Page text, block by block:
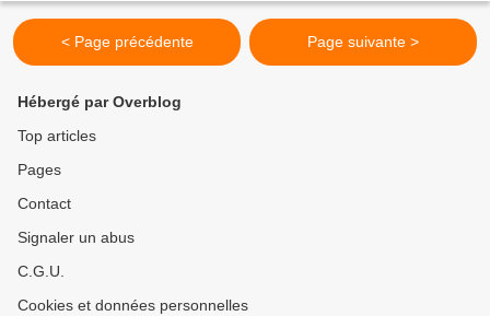
< Page précédente Page suivante >
Hébergé par Overblog
Top articles
Pages
Contact
Signaler un abus
C.G.U.
Cookies et données personnelles